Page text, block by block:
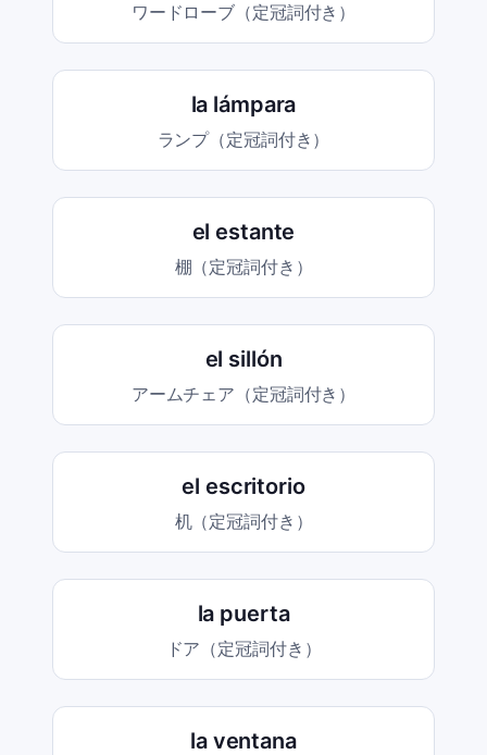
ワードローブ（定冠詞付き）
la lámpara
ランプ（定冠詞付き）
el estante
棚（定冠詞付き）
el sillón
アームチェア（定冠詞付き）
el escritorio
机（定冠詞付き）
la puerta
ドア（定冠詞付き）
la ventana